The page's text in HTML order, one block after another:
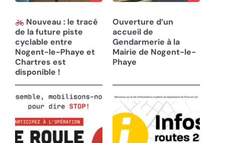
Nouveau : le tracé
de la future piste
cyclable entre
Nogent-le-Phaye et
Chartres est
disponible !
Ouverture d’un
accueil de
Gendarmerie à la
Mairie de Nogent-le-
Phaye